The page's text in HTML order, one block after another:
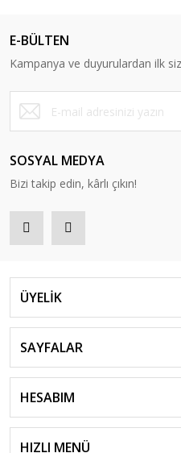
E-BÜLTEN
Kampanya ve duyurulardan ilk
SOSYAL MEDYA
Bizi takip edin, kârlı çıkın!
ÜYELİK
SAYFALAR
HESABIM
HIZLI MENÜ